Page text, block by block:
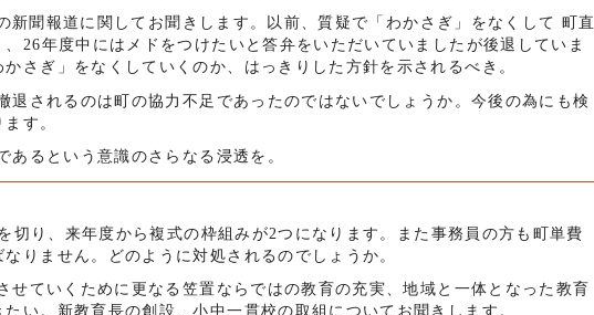
新聞報道に関してお聞きします。以前、質疑で「わかさぎ」をなくして 町直
26年度中にはメドをつけたいと答弁をいただいていましたが後退していま
さぎ」をなくしていくのか、はっきりした方針を示されるべき。
退されるのは町の協力不足であったのではないでしょうか。今後の為にも検
す。
あるという意識のさらなる浸透を。
切り、来年度から複式の枠組みが2つになります。また事務員の方も町単費
りません。どのように対処されるのでしょうか。
せていくために更なる笠置ならではの教育の充実、地域と一体となった教育
い。新教育長の創設、小中一貫校の取組についてお聞きします。